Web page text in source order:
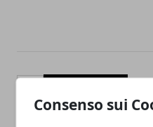
Consenso sui
Facebook
TwitterWhatsapp